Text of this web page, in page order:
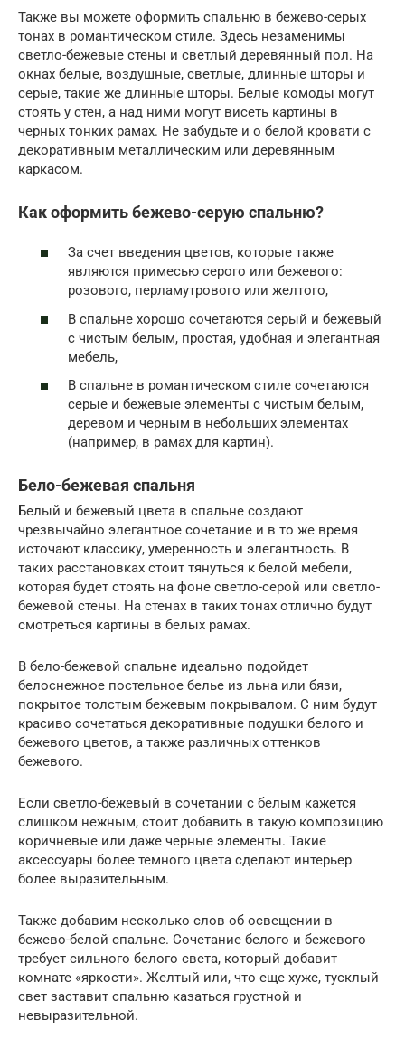
Также вы можете оформить спальню в бежево-серых
тонах в романтическом стиле. Здесь незаменимы
светло-бежевые стены и светлый деревянный пол. На
окнах белые, воздушные, светлые, длинные шторы и
серые, такие же длинные шторы. Белые комоды могут
стоять у стен, а над ними могут висеть картины в
черных тонких рамах. Не забудьте и о белой кровати с
декоративным металлическим или деревянным
каркасом.
Как оформить бежево-серую спальню?
За счет введения цветов, которые также
являются примесью серого или бежевого:
розового, перламутрового или желтого,
В спальне хорошо сочетаются серый и бежевый
с чистым белым, простая, удобная и элегантная
мебель,
В спальне в романтическом стиле сочетаются
серые и бежевые элементы с чистым белым,
деревом и черным в небольших элементах
(например, в рамах для картин).
Бело-бежевая спальня
Белый и бежевый цвета в спальне создают
чрезвычайно элегантное сочетание и в то же время
источают классику, умеренность и элегантность. В
таких расстановках стоит тянуться к белой мебели,
которая будет стоять на фоне светло-серой или светло-
бежевой стены. На стенах в таких тонах отлично будут
смотреться картины в белых рамах.
В бело-бежевой спальне идеально подойдет
белоснежное постельное белье из льна или бязи,
покрытое толстым бежевым покрывалом. С ним будут
красиво сочетаться декоративные подушки белого и
бежевого цветов, а также различных оттенков
бежевого.
Если светло-бежевый в сочетании с белым кажется
слишком нежным, стоит добавить в такую ​​композицию
коричневые или даже черные элементы. Такие
аксессуары более темного цвета сделают интерьер
более выразительным.
Также добавим несколько слов об освещении в
бежево-белой спальне. Сочетание белого и бежевого
требует сильного белого света, который добавит
комнате «яркости». Желтый или, что еще хуже, тусклый
свет заставит спальню казаться грустной и
невыразительной.